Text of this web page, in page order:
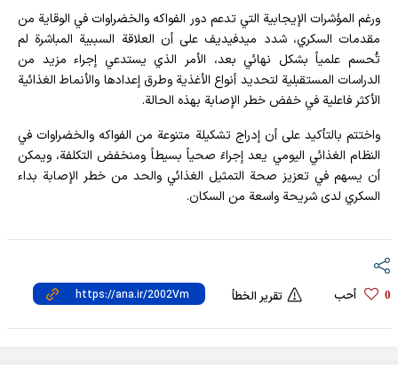
ورغم المؤشرات الإيجابية التي تدعم دور الفواكه والخضراوات في الوقاية من
مقدمات السكري، شدد ميدفيديف على أن العلاقة السببية المباشرة لم
تُحسم علمياً بشكل نهائي بعد، الأمر الذي يستدعي إجراء مزيد من
الدراسات المستقبلية لتحديد أنواع الأغذية وطرق إعدادها والأنماط الغذائية
الأكثر فاعلية في خفض خطر الإصابة بهذه الحالة.
واختتم بالتأكيد على أن إدراج تشكيلة متنوعة من الفواكه والخضراوات في
النظام الغذائي اليومي يعد إجراءً صحياً بسيطاً ومنخفض التكلفة، ويمكن
أن يسهم في تعزيز صحة التمثيل الغذائي والحد من خطر الإصابة بداء
السكري لدى شريحة واسعة من السكان.
0 أحب تقرير الخطأ